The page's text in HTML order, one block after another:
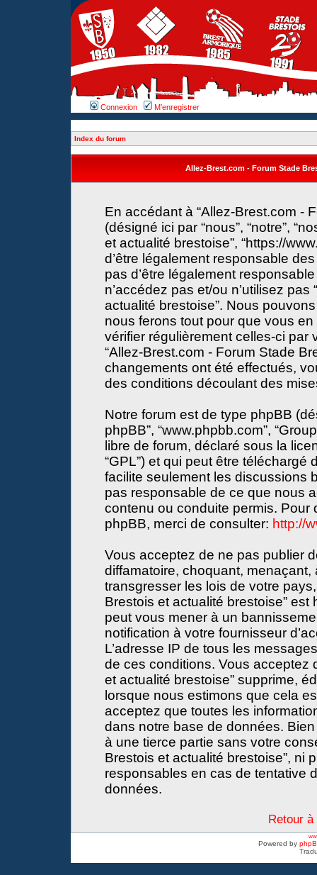
Connexion M’enregistrer
Index du forum
Allez-Brest.com - Forum Stade
En accédant à “Allez-Brest.com -
(désigné ici par “nous”, “notre”,
et actualité brestoise”, “https://
d’être légalement responsable
pas d’être légalement
n’accédez pas et/ou n’utilisez
actualité brestoise”. Nous
nous ferons tout pour que vous
vérifier régulièrement celles-ci par
“Allez-Brest.com - Forum Stade
changements ont été effectués,
des conditions découlant des
Notre forum est de type phpBB
phpBB”, “www.phpbb.com”,
libre de forum, déclaré sous la
“GPL”) et qui peut être téléchargé
facilite seulement les discussions
pas responsable de ce que nous
contenu ou conduite permis. Pour
phpBB, merci de consulter: http://
Vous acceptez de ne pas publier
diffamatoire, choquant,
transgresser les lois de votre
Brestois et actualité brestoise”
peut vous mener à un
notification à votre fournisseur
L’adresse IP de tous les
de ces conditions. Vous acceptez
et actualité brestoise” supprime,
lorsque nous estimons que cela
acceptez que toutes les
dans notre base de données.
à une tierce partie sans votre
Brestois et actualité brestoise”, ni
responsables en cas de tentative
données.
Retour à
Powered by